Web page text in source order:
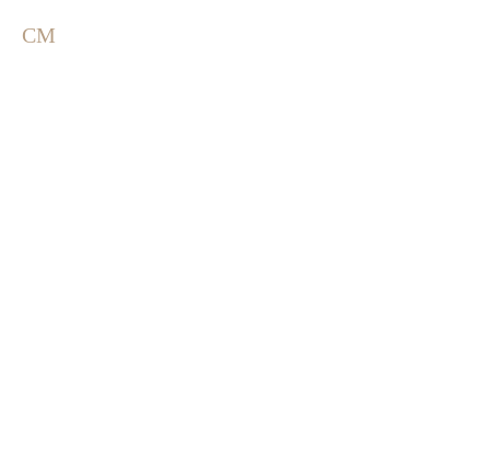
CM